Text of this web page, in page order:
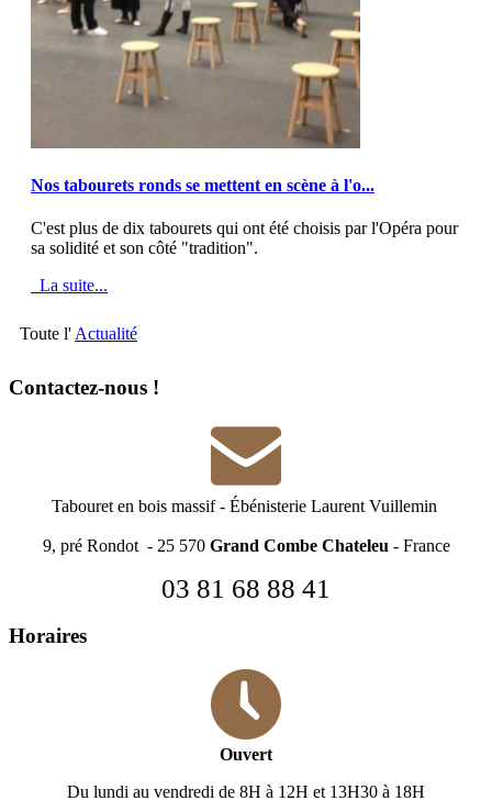
Nos tabourets ronds se mettent en scène à l'o...
C'est plus de dix tabourets qui ont été choisis par l'Opéra pour
sa solidité et son côté "tradition".
La suite...
Toute l' Actualité
Contactez-nous !
Tabouret en bois massif- Ébénisterie Laurent Vuillemin
9, pré Rondot - 25 570 Grand Combe Chateleu - France
03 81 68 88 41
Horaires
Ouvert
Du lundi au vendredi de 8H à 12H et 13H30 à 18H